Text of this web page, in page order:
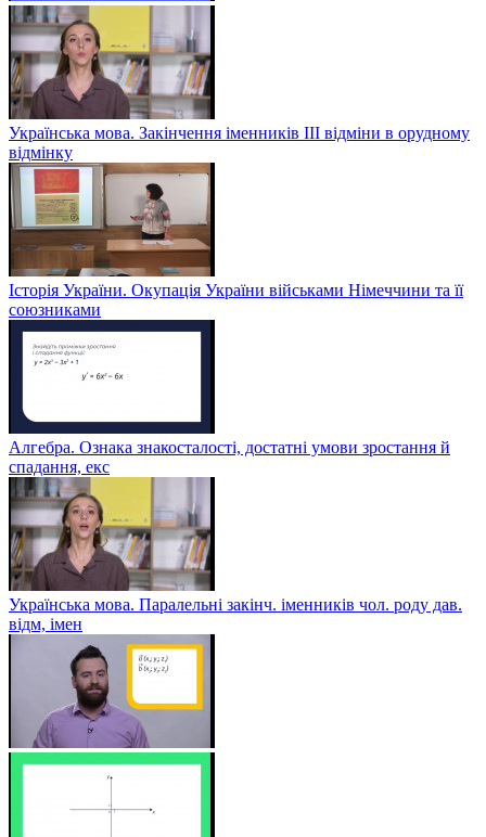
Українська мова. Закінчення іменників ІІІ відміни в орудному
відмінку
Історія України. Окупація України військами Німеччини та її
союзниками
Алгебра. Ознака знакосталості, достатні умови зростання й
спадання, екс
Українська мова. Паралельні закінч. іменників чол. роду дав.
відм, імен